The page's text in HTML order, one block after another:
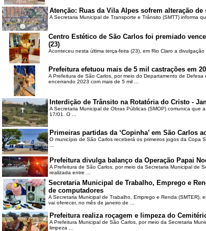
Atenção: Ruas da Vila Alpes sofrem alteração
A Secretaria Municipal de Transporte e Trânsito (SMTT) informa
Centro Estético de São Carlos foi premiado
(23)
Aconteceu nesta última terça-feira (23), em Rio Claro a
Prefeitura efetuou mais de 5 mil castrações em
A Prefeitura de São Carlos, por meio do Departamento de
encerrando 2023 com mais de 5 mil ...
Interdição de Trânsito na Rotatória do Cristo -
A Secretaria Municipal de Obras Públicas (SMOP) comunica
17/01. O ...
Primeiras partidas da ‘Copinha’ em São Carlos
O município de São Carlos receberá os primeiros jogos da Copa
Prefeitura divulga balanço da Operação Papai
A Prefeitura de São Carlos, por meio da Secretaria Municipal de
realizada entre ...
Secretaria Municipal de Trabalho, Emprego e
de computadores
A Secretaria Municipal de Trabalho, Emprego e Renda (SMTER),
vai oferecer, no mês de janeiro de ...
Prefeitura realiza roçagem e limpeza do
A Prefeitura Municipal de São Carlos, por meio da Secretaria
limpeza ...